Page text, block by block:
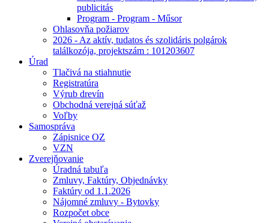
publicitás
Program - Program - Műsor
Ohlasovňa požiarov
2026 - Az aktív, tudatos és szolidáris polgárok
találkozója, projektszám : 101203607
Úrad
Tlačivá na stiahnutie
Registratúra
Výrub drevín
Obchodná verejná súťaž
Voľby
Samospráva
Zápisnice OZ
VZN
Zverejňovanie
Úradná tabuľa
Zmluvy, Faktúry, Objednávky
Faktúry od 1.1.2026
Nájomné zmluvy - Bytovky
Rozpočet obce